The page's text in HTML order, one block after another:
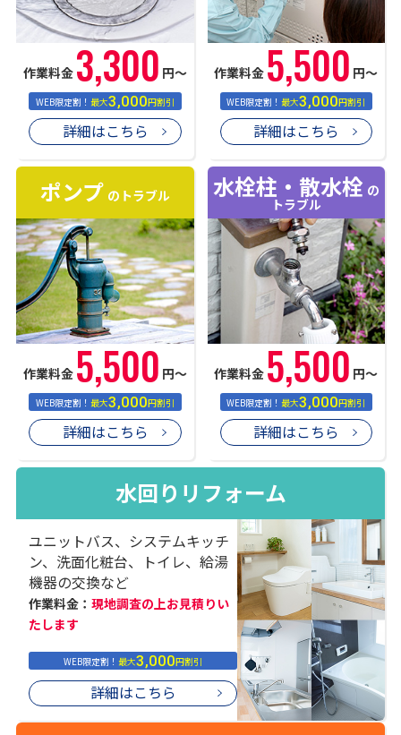
作業料金 3,300 円〜
WEB限定割！最大3,000円割引
詳細はこちら
作業料金 5,500 円〜
WEB限定割！最大3,000円割引
詳細はこちら
ポンプ のトラブル
作業料金 5,500 円〜
WEB限定割！最大3,000円割引
詳細はこちら
水栓柱・散水栓 の
トラブル
作業料金 5,500 円〜
WEB限定割！最大3,000円割引
詳細はこちら
水回りリフォーム
ユニットバス、システムキッチ
ン、洗面化粧台、トイレ、給湯
機器の交換など
作業料金： 現地調査の上お見積りい
たします
WEB限定割！最大3,000円割引
詳細はこちら